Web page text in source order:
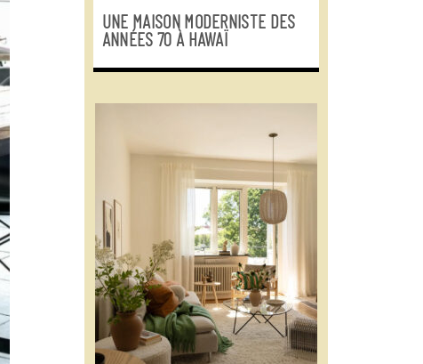
UNE MAISON MODERNISTE DES
ANNÉES 70 À HAWAÏ